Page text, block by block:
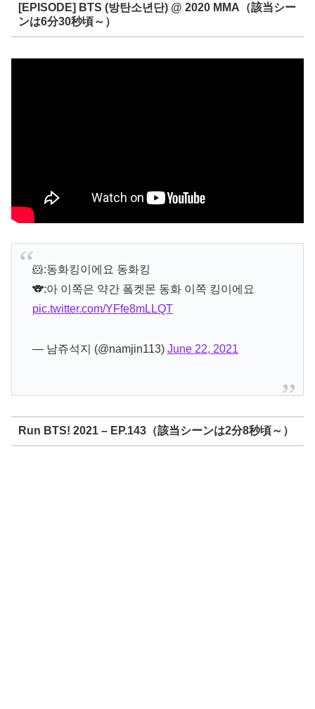
[EPISODE] BTS (방탄소년단) @ 2020 MMA（該当シー
ンは6分30秒頃～）
🐹:동화킹이에요 동화킹
🐨:아 이쪽은 약간 퐄켓몬 동화 이쪽 킹이에요
pic.twitter.com/YFfe8mLLQT
— 남쥬석지 (@namjin113) June 22, 2021
Run BTS! 2021 – EP.143（該当シーンは2分8秒頃～）